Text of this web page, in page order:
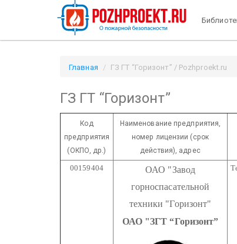
Главная ГЗ ГТ “Горизонт” / Pozhproekt.ru
ГЗ ГТ “Горизонт”
Код
предприятия
(ОКПО, др.)
Наименование предприятия,
номер лицензии (срок
действия), адрес
00159404
ОАО "Завод
горноспасательной
техники "Горизонт"
ОАО "ЗГТ “Горизонт”